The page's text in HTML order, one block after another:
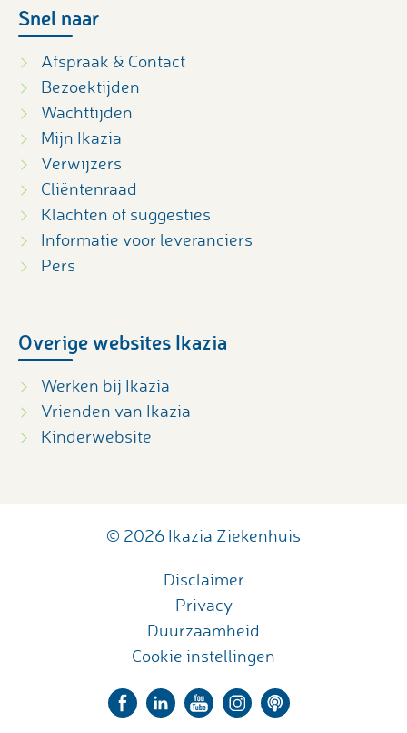
Snel naar
Afspraak & Contact
Bezoektijden
Wachttijden
Mijn Ikazia
Verwijzers
Cliëntenraad
Klachten of suggesties
Informatie voor leveranciers
Pers
Overige websites Ikazia
Werken bij Ikazia
Vrienden van Ikazia
Kinderwebsite
© 2026 Ikazia Ziekenhuis
Disclaimer
Privacy
Duurzaamheid
Cookie instellingen